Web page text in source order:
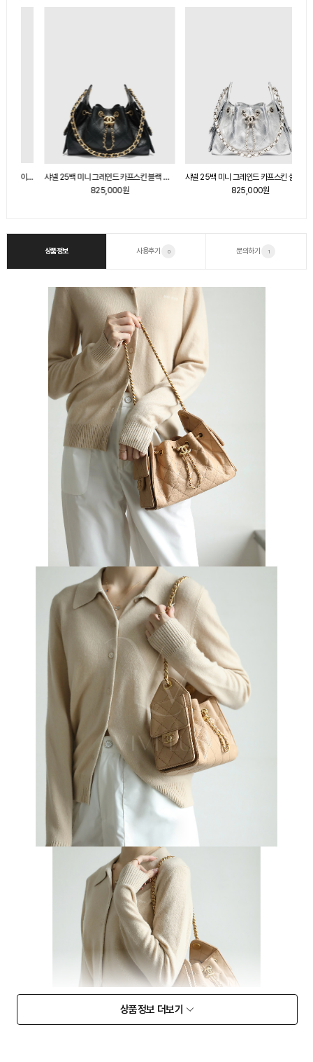
샤넬 25백 미니 그레인드 카프스킨 블랙 골드 메탈 AS5631
825,000원
샤넬 25백 미니 그레인드 카프스킨 실버 실버 메탈 AS5631
825,000원
상품정보 사용후기 0 문의하기 1
상품정보 더보기